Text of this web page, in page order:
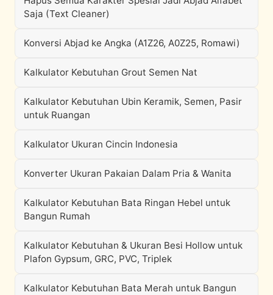
Saja (Text Cleaner)
Konversi Abjad ke Angka (A1Z26, A0Z25, Romawi)
Kalkulator Kebutuhan Grout Semen Nat
Kalkulator Kebutuhan Ubin Keramik, Semen, Pasir
untuk Ruangan
Kalkulator Ukuran Cincin Indonesia
Konverter Ukuran Pakaian Dalam Pria & Wanita
Kalkulator Kebutuhan Bata Ringan Hebel untuk
Bangun Rumah
Kalkulator Kebutuhan & Ukuran Besi Hollow untuk
Plafon Gypsum, GRC, PVC, Triplek
Kalkulator Kebutuhan Bata Merah untuk Bangun